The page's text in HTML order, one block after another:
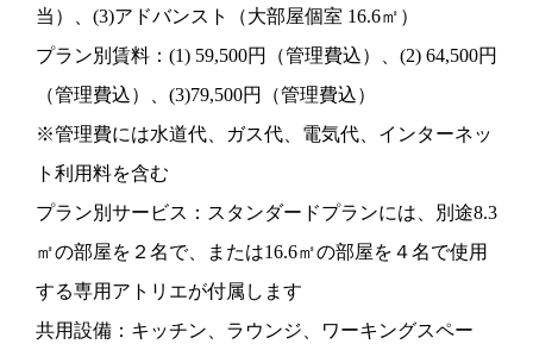
当）、(3)アドバンスト（大部屋個室 16.6㎡）
プラン別賃料：(1) 59,500円（管理費込）、(2) 64,500円
（管理費込）、(3)79,500円（管理費込）
※管理費には水道代、ガス代、電気代、インターネッ
ト利用料を含む
プラン別サービス：スタンダードプランには、別途8.3
㎡の部屋を２名で、または16.6㎡の部屋を４名で使用
する専用アトリエが付属します
共用設備：キッチン、ラウンジ、ワーキングスペー